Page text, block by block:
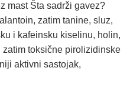
mast Šta sadrži gavez?
zatim tanine, sluz,
i kafeinsku kiselinu, holin,
toksične pirolizidinske
aktivni sastojak,